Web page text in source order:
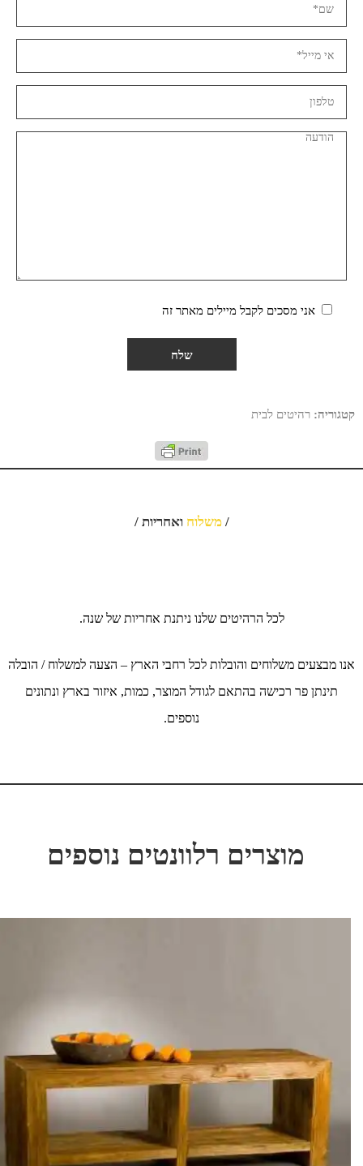
אני מסכים לקבל מיילים מאתר זה
קטגוריה: רהיטים לבית
/משלוח ואחריות /
לכל הרהיטים שלנו ניתנת אחריות של שנה.
אנו מבצעים משלוחים והובלות לכל רחבי הארץ – הצעה למשלוח / הובלה
תינתן פר רכישה בהתאם לגודל המוצר, כמות, איזור בארץ ונתונים
נוספים.
מוצרים רלוונטים נוספים